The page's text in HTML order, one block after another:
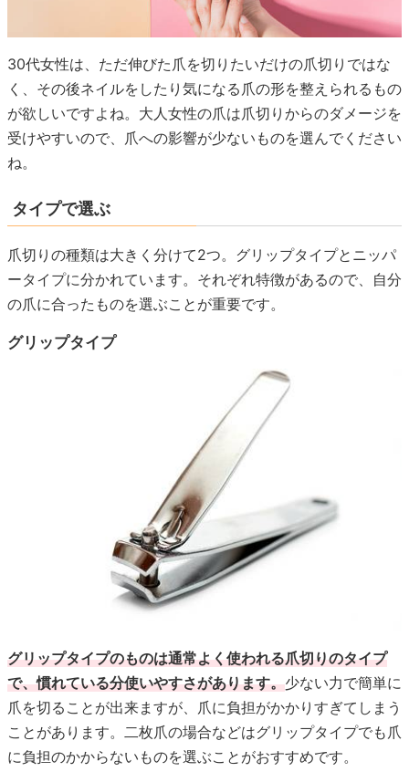
30代女性は、ただ伸びた爪を切りたいだけの爪切りではな
く、その後ネイルをしたり気になる爪の形を整えられるもの
が欲しいですよね。大人女性の爪は爪切りからのダメージを
受けやすいので、爪への影響が少ないものを選んでください
ね。
タイプで選ぶ
爪切りの種類は大きく分けて2つ。グリップタイプとニッパ
ータイプに分かれています。それぞれ特徴があるので、自分
の爪に合ったものを選ぶことが重要です。
グリップタイプ
グリップタイプのものは通常よく使われる爪切りのタイプ
で、慣れている分使いやすさがあります。少ない力で簡単に
爪を切ることが出来ますが、爪に負担がかかりすぎてしまう
ことがあります。二枚爪の場合などはグリップタイプでも爪
に負担のかからないものを選ぶことがおすすめです。